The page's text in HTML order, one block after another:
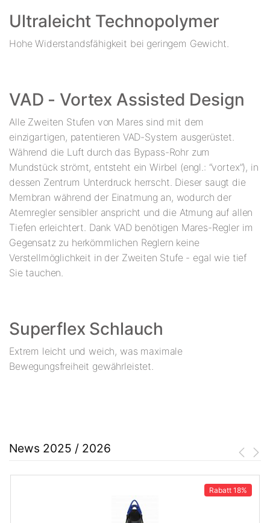
Ultraleicht Technopolymer
Hohe Widerstandsfähigkeit bei geringem Gewicht.
VAD - Vortex Assisted Design
Alle Zweiten Stufen von Mares sind mit dem
einzigartigen, patentieren VAD-System ausgerüstet.
Während die Luft durch das Bypass-Rohr zum
Mundstück strömt, entsteht ein Wirbel (engl.: “vortex”), in
dessen Zentrum Unterdruck herrscht. Dieser saugt die
Membran während der Einatmung an, wodurch der
Atemregler sensibler anspricht und die Atmung auf allen
Tiefen erleichtert. Dank VAD benötigen Mares-Regler im
Gegensatz zu herkömmlichen Reglern keine
Verstellmöglichkeit in der Zweiten Stufe - egal wie tief
Sie tauchen.
Superflex Schlauch
Extrem leicht und weich, was maximale
Bewegungsfreiheit gewährleistet.
News 2025 / 2026
Rabatt 18%